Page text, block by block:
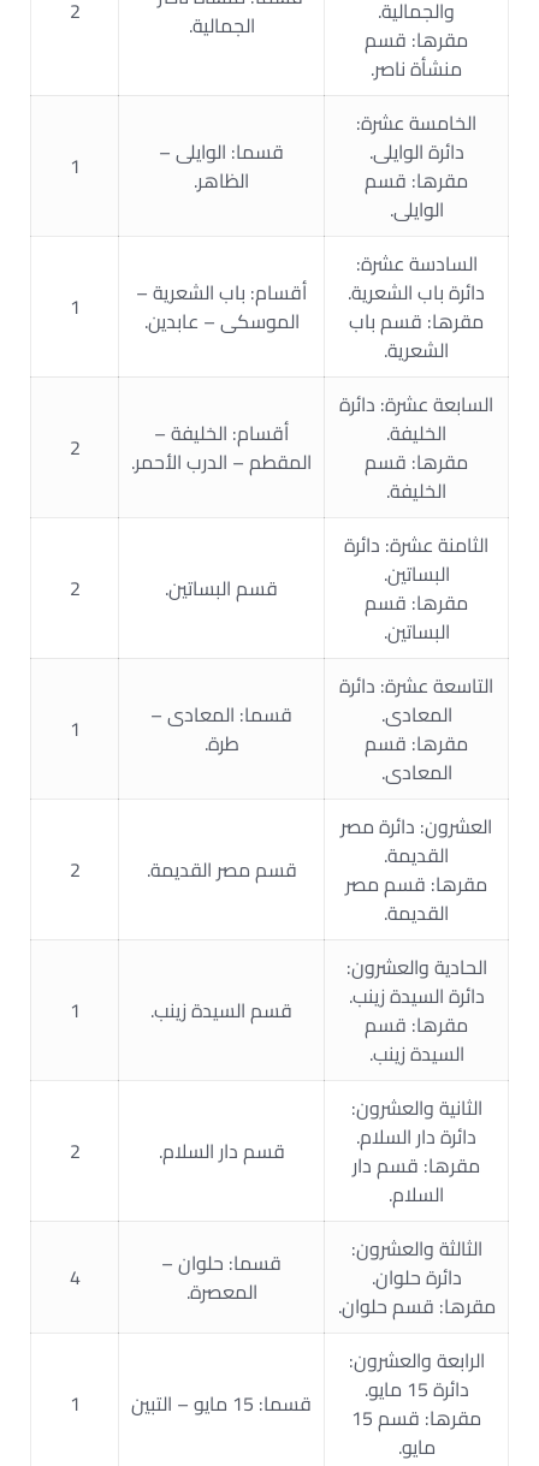
والجمالية.
مقرها: قسم
منشأة ناصر.
الجمالية.
2
الخامسة عشرة:
دائرة الوايلى.
مقرها: قسم
الوايلى.
قسما: الوايلى –
الظاهر.
1
السادسة عشرة:
دائرة باب الشعرية.
مقرها: قسم باب
الشعرية.
أقسام: باب الشعرية –
الموسكى – عابدين.
1
السابعة عشرة: دائرة
الخليفة.
مقرها: قسم
الخليفة.
أقسام: الخليفة –
المقطم – الدرب الأحمر.
2
الثامنة عشرة: دائرة
البساتين.
مقرها: قسم
البساتين.
قسم البساتين. 2
التاسعة عشرة: دائرة
المعادى.
مقرها: قسم
المعادى.
قسما: المعادى –
طرة.
1
العشرون: دائرة مصر
القديمة.
مقرها: قسم مصر
القديمة.
قسم مصر القديمة. 2
الحادية والعشرون:
دائرة السيدة زينب.
مقرها: قسم
السيدة زينب.
قسم السيدة زينب. 1
الثانية والعشرون:
دائرة دار السلام.
مقرها: قسم دار
السلام.
قسم دار السلام. 2
الثالثة والعشرون:
دائرة حلوان.
مقرها: قسم حلوان.
قسما: حلوان –
المعصرة.
4
الرابعة والعشرون:
دائرة 15 مايو.
مقرها: قسم 15
مايو.
قسما: 15 مايو – التبين 1